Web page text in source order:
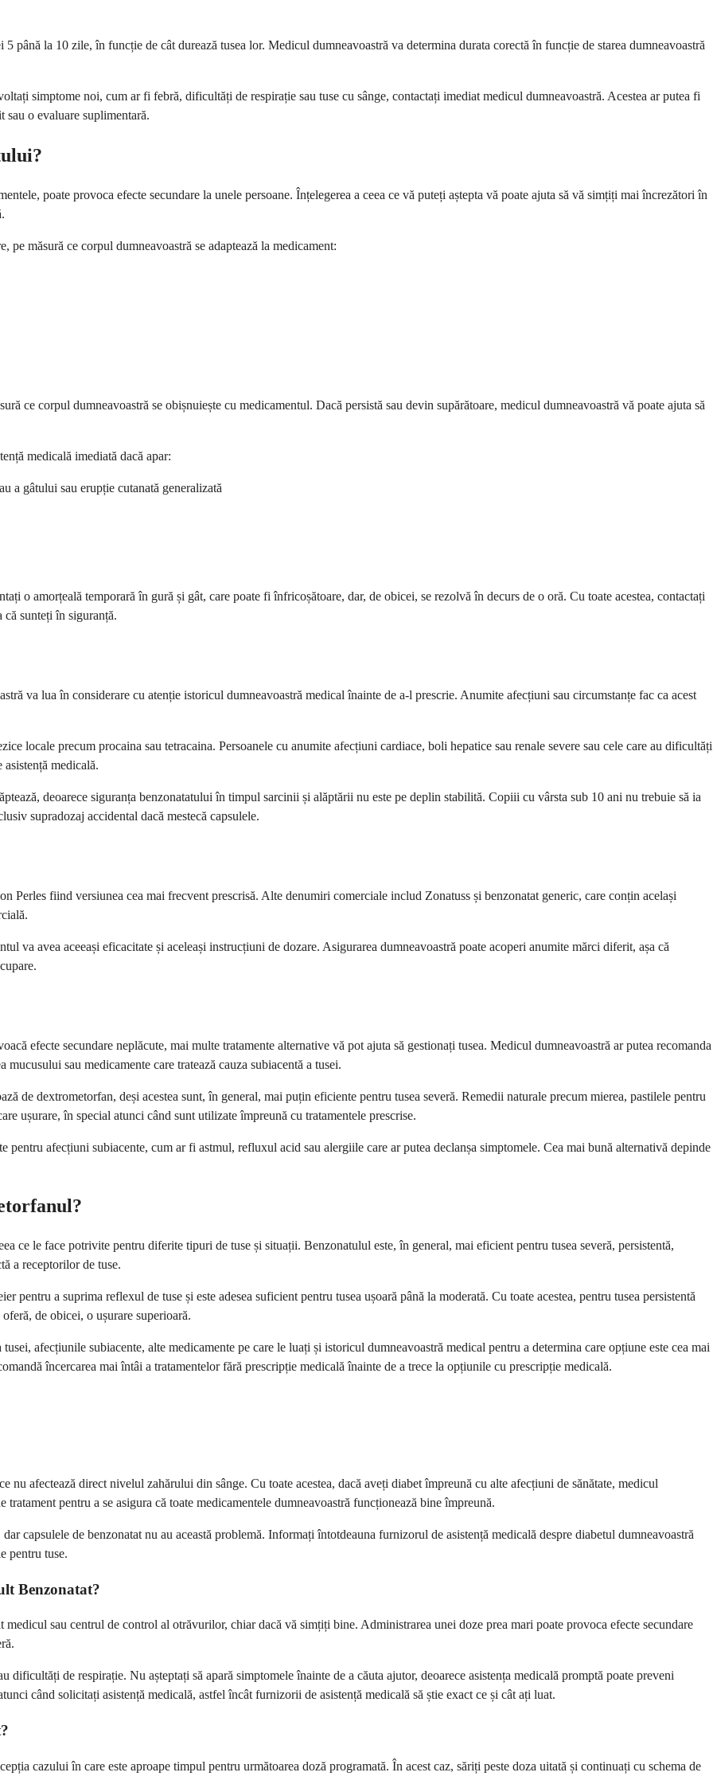
până la 10 zile, în funcție de cât durează tusea lor. Medicul dumneavoastră va determina durata corectă în funcție de starea dumneavoastră
simptome noi, cum ar fi febră, dificultăți de respirație sau tuse cu sânge, contactați imediat medicul dumneavoastră. Acestea ar putea fi
sau o evaluare suplimentară.
poate provoca efecte secundare la unele persoane. Înțelegerea a ceea ce vă puteți aștepta vă poate ajuta să vă simțiți mai încrezători în
pe măsură ce corpul dumneavoastră se adaptează la medicament:
ce corpul dumneavoastră se obișnuiește cu medicamentul. Dacă persistă sau devin supărătoare, medicul dumneavoastră vă poate ajuta să
medicală imediată dacă apar:
a gâtului sau erupție cutanată generalizată
o amorțeală temporară în gură și gât, care poate fi înfricoșătoare, dar, de obicei, se rezolvă în decurs de o oră. Cu toate acestea, contactați
că sunteți în siguranță.
va lua în considerare cu atenție istoricul dumneavoastră medical înainte de a-l prescrie. Anumite afecțiuni sau circumstanțe fac ca acest
locale precum procaina sau tetracaina. Persoanele cu anumite afecțiuni cardiace, boli hepatice sau renale severe sau cele care au dificultăți
medicală.
deoarece siguranța benzonatatului în timpul sarcinii și alăptării nu este pe deplin stabilită. Copiii cu vârsta sub 10 ani nu trebuie să ia
supradozaj accidental dacă mestecă capsulele.
Perles fiind versiunea cea mai frecvent prescrisă. Alte denumiri comerciale includ Zonatuss și benzonatat generic, care conțin același
va avea aceeași eficacitate și aceleași instrucțiuni de dozare. Asigurarea dumneavoastră poate acoperi anumite mărci diferit, așa că
efecte secundare neplăcute, mai multe tratamente alternative vă pot ajuta să gestionați tusea. Medicul dumneavoastră ar putea recomanda
sau medicamente care tratează cauza subiacentă a tusei.
de dextrometorfan, deși acestea sunt, în general, mai puțin eficiente pentru tusea severă. Remedii naturale precum mierea, pastilele pentru
ușurare, în special atunci când sunt utilizate împreună cu tratamentele prescrise.
pentru afecțiuni subiacente, cum ar fi astmul, refluxul acid sau alergiile care ar putea declanșa simptomele. Cea mai bună alternativă depinde
ce le face potrivite pentru diferite tipuri de tuse și situații. Benzonatulul este, în general, mai eficient pentru tusea severă, persistentă,
a receptorilor de tuse.
a suprima reflexul de tuse și este adesea suficient pentru tusea ușoară până la moderată. Cu toate acestea, pentru tusea persistentă
de obicei, o ușurare superioară.
afecțiunile subiacente, alte medicamente pe care le luați și istoricul dumneavoastră medical pentru a determina care opțiune este cea mai
încercarea mai întâi a tratamentelor fără prescripție medicală înainte de a trece la opțiunile cu prescripție medicală.
nu afectează direct nivelul zahărului din sânge. Cu toate acestea, dacă aveți diabet împreună cu alte afecțiuni de sănătate, medicul
pentru a se asigura că toate medicamentele dumneavoastră funcționează bine împreună.
capsulele de benzonatat nu au această problemă. Informați întotdeauna furnizorul de asistență medicală despre diabetul dumneavoastră
pentru tuse.
Benzonatat?
sau centrul de control al otrăvurilor, chiar dacă vă simțiți bine. Administrarea unei doze prea mari poate provoca efecte secundare
de respirație. Nu așteptați să apară simptomele înainte de a căuta ajutor, deoarece asistența medicală promptă poate preveni
când solicitați asistență medicală, astfel încât furnizorii de asistență medicală să știe exact ce și cât ați luat.
cazului în care este aproape timpul pentru următoarea doză programată. În acest caz, săriți peste doza uitată și continuați cu schema de